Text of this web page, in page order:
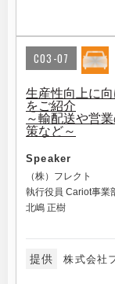
C03-07
生産性向上に
をご紹介
～輸配送や営
策など～
Speaker
（株）フレクト
執行役員 Cariot事業
北嶋 正樹
提供 株式会社